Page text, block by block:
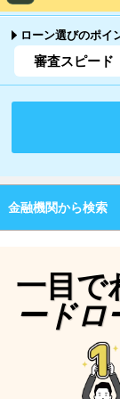
ローン選びのポイ
審査スピード
金融機関から検索
一目で
ードロ